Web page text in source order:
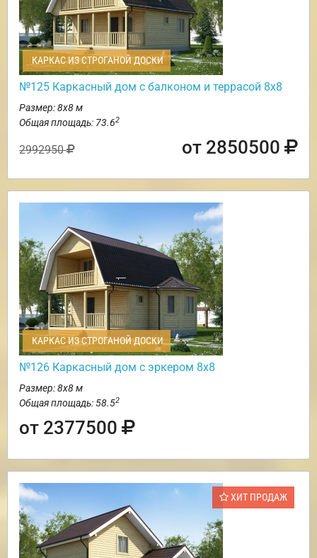
КАРКАС ИЗ СТРОГАНОЙ ДОСКИ
№125 Каркасный дом с балконом и террасой 8х8
Размер: 8х8 м
Общая площадь: 73.62
2992950 от 2850500
КАРКАС ИЗ СТРОГАНОЙ ДОСКИ
№126 Каркасный дом с эркером 8х8
Размер: 8х8 м
Общая площадь: 58.52
от 2377500
ХИТ ПРОДАЖ